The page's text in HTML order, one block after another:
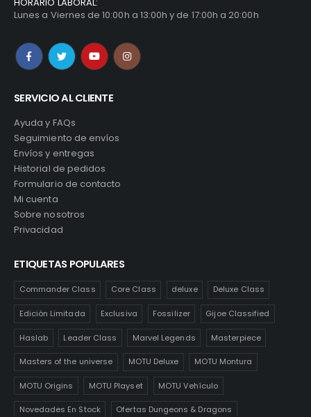
Lunes a Viernes de 10:00h a 13:00h y de 17:00h a 20:00h
SERVICIO AL CLIENTE
Ayuda y FAQs
Seguimiento de envíos
Envíos y entregas
Historial de pedidos
Formulario de contacto
Mi cuenta
Sobre nosotros
Privacidad
ETIQUETAS POPULARES
Commander Class Core Class deluxe Deluxe Class
Edición Limitada Exclusiva Fossilizer Gijoe Classified
Haslab Leader Class Marvel Legends Masterpiece
Masters of the universe MOTU Deluxe MOTU Montura
MOTU Origins MOTU Playset MOTU Vehículo
Novedades En Stock Ofertas Dungeons & Dragons